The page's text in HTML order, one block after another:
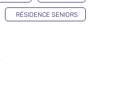
RÉSIDENCE SENIORS